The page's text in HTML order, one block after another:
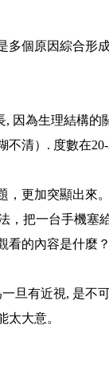
多個原因綜合形成
因為生理結構的
清）. 度數在
， 更加突顯出來
，把一台手機塞
看的內容是什麼 ？
旦有近視, 是不
大意。